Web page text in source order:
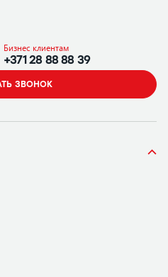
Бизнес клиентам
+371 28 88 88 39
ЗВОНОК